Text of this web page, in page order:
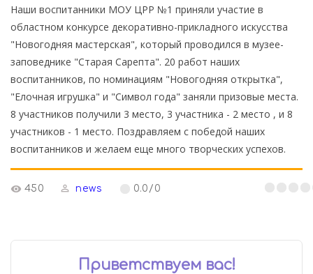
Наши воспитанники МОУ ЦРР №1 приняли участие в
областном конкурсе декоративно-прикладного искусства
"Новогодняя мастерская", который проводился в музее-
заповеднике "Старая Сарепта". 20 работ наших
воспитанников, по номинациям "Новогодняя открытка",
"Елочная игрушка" и "Символ года" заняли призовые места.
8 участников получили 3 место, 3 участника - 2 место , и 8
участников - 1 место. Поздравляем с победой наших
воспитанников и желаем еще много творческих успехов.
450 news 0.0 / 0
Приветствуем вас!